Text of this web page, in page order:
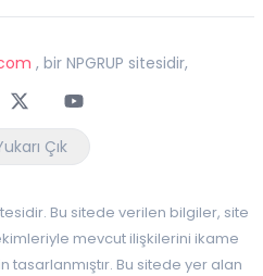
, bir NPGRUP sitesidir,
TwitterYoutube
Çık
Bu sitede verilen bilgiler, site
mevcut ilişkilerini ikame
Bu sitede yer alan